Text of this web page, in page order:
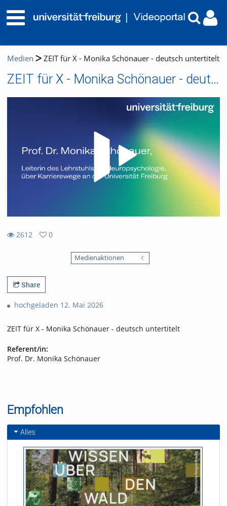
Medien ZEIT für X - Monika Schönauer - deutsch untertitelt
ZEIT für X - Monika Schönauer - deutsch untertitelt
2612
0
Medienaktionen
Share
hochgeladen 12. Mai 2026
ZEIT für X - Monika Schönauer - deutsch untertitelt
Referent/in:
Prof. Dr. Monika Schönauer
Empfohlen
Alles